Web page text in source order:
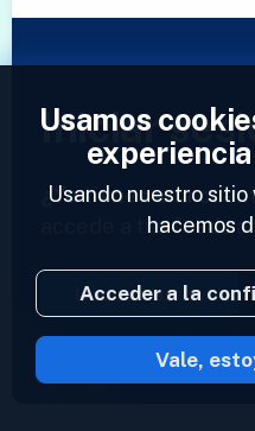
Iniciar
¿Ya tienes una
accede a tus feeds
Iniciar sesión
2023
Usamos
Usando nuestro
hacemos
Acceder a la
Vale,